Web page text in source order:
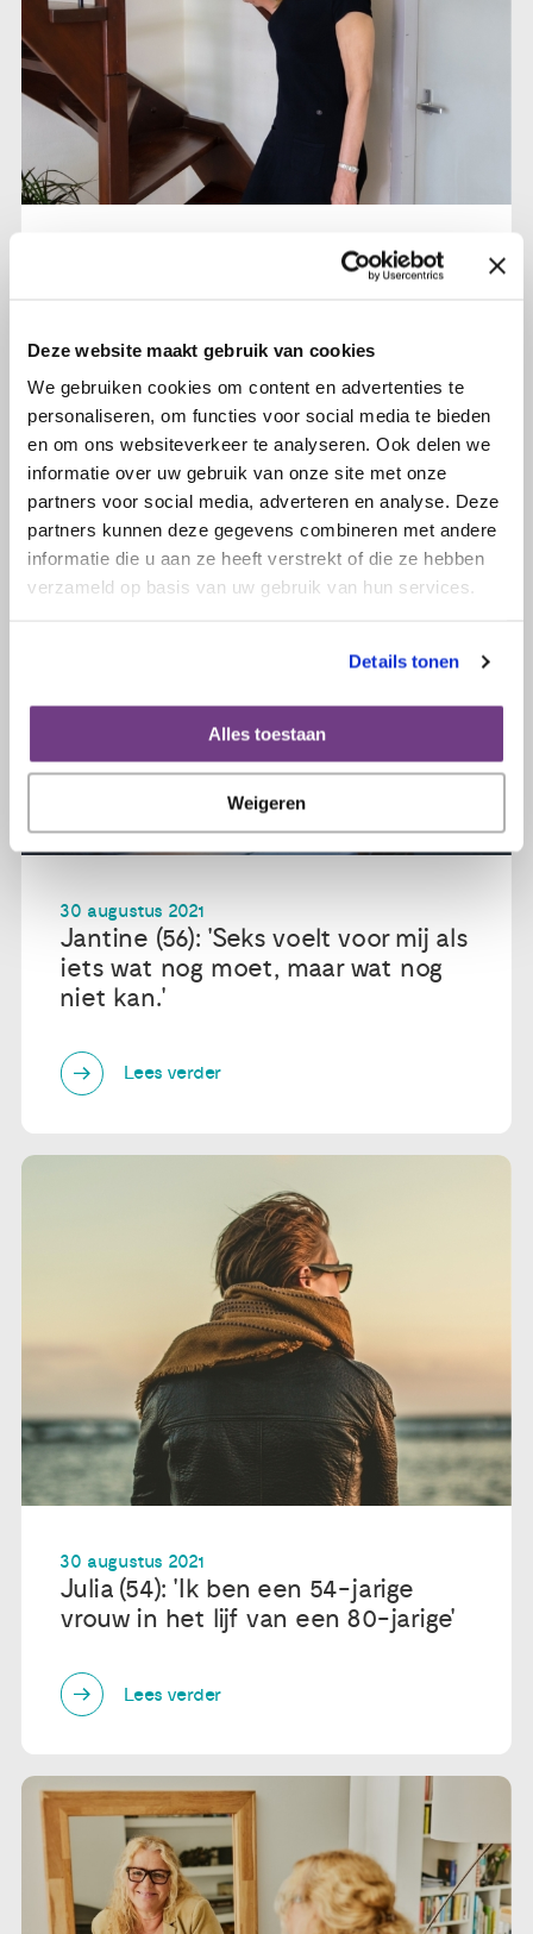
Deze website maakt gebruik van cookies
We gebruiken cookies om content en advertenties te
personaliseren, om functies voor social media te bieden
en om ons websiteverkeer te analyseren. Ook delen we
informatie over uw gebruik van onze site met onze
partners voor social media, adverteren en analyse. Deze
partners kunnen deze gegevens combineren met andere
informatie die u aan ze heeft verstrekt of die ze hebben
verzameld op basis van uw gebruik van hun services.
Details tonen
Alles toestaan
Weigeren
Chantal (54): 'Ik kreeg een setje
uitgereikt'
Lees verder
30 augustus 2021
Jantine (56): 'Seks voelt voor mij als
iets wat nog moet, maar wat nog
niet kan.'
Lees verder
30 augustus 2021
Julia (54): 'Ik ben een 54-jarige
vrouw in het lijf van een 80-jarige'
Lees verder